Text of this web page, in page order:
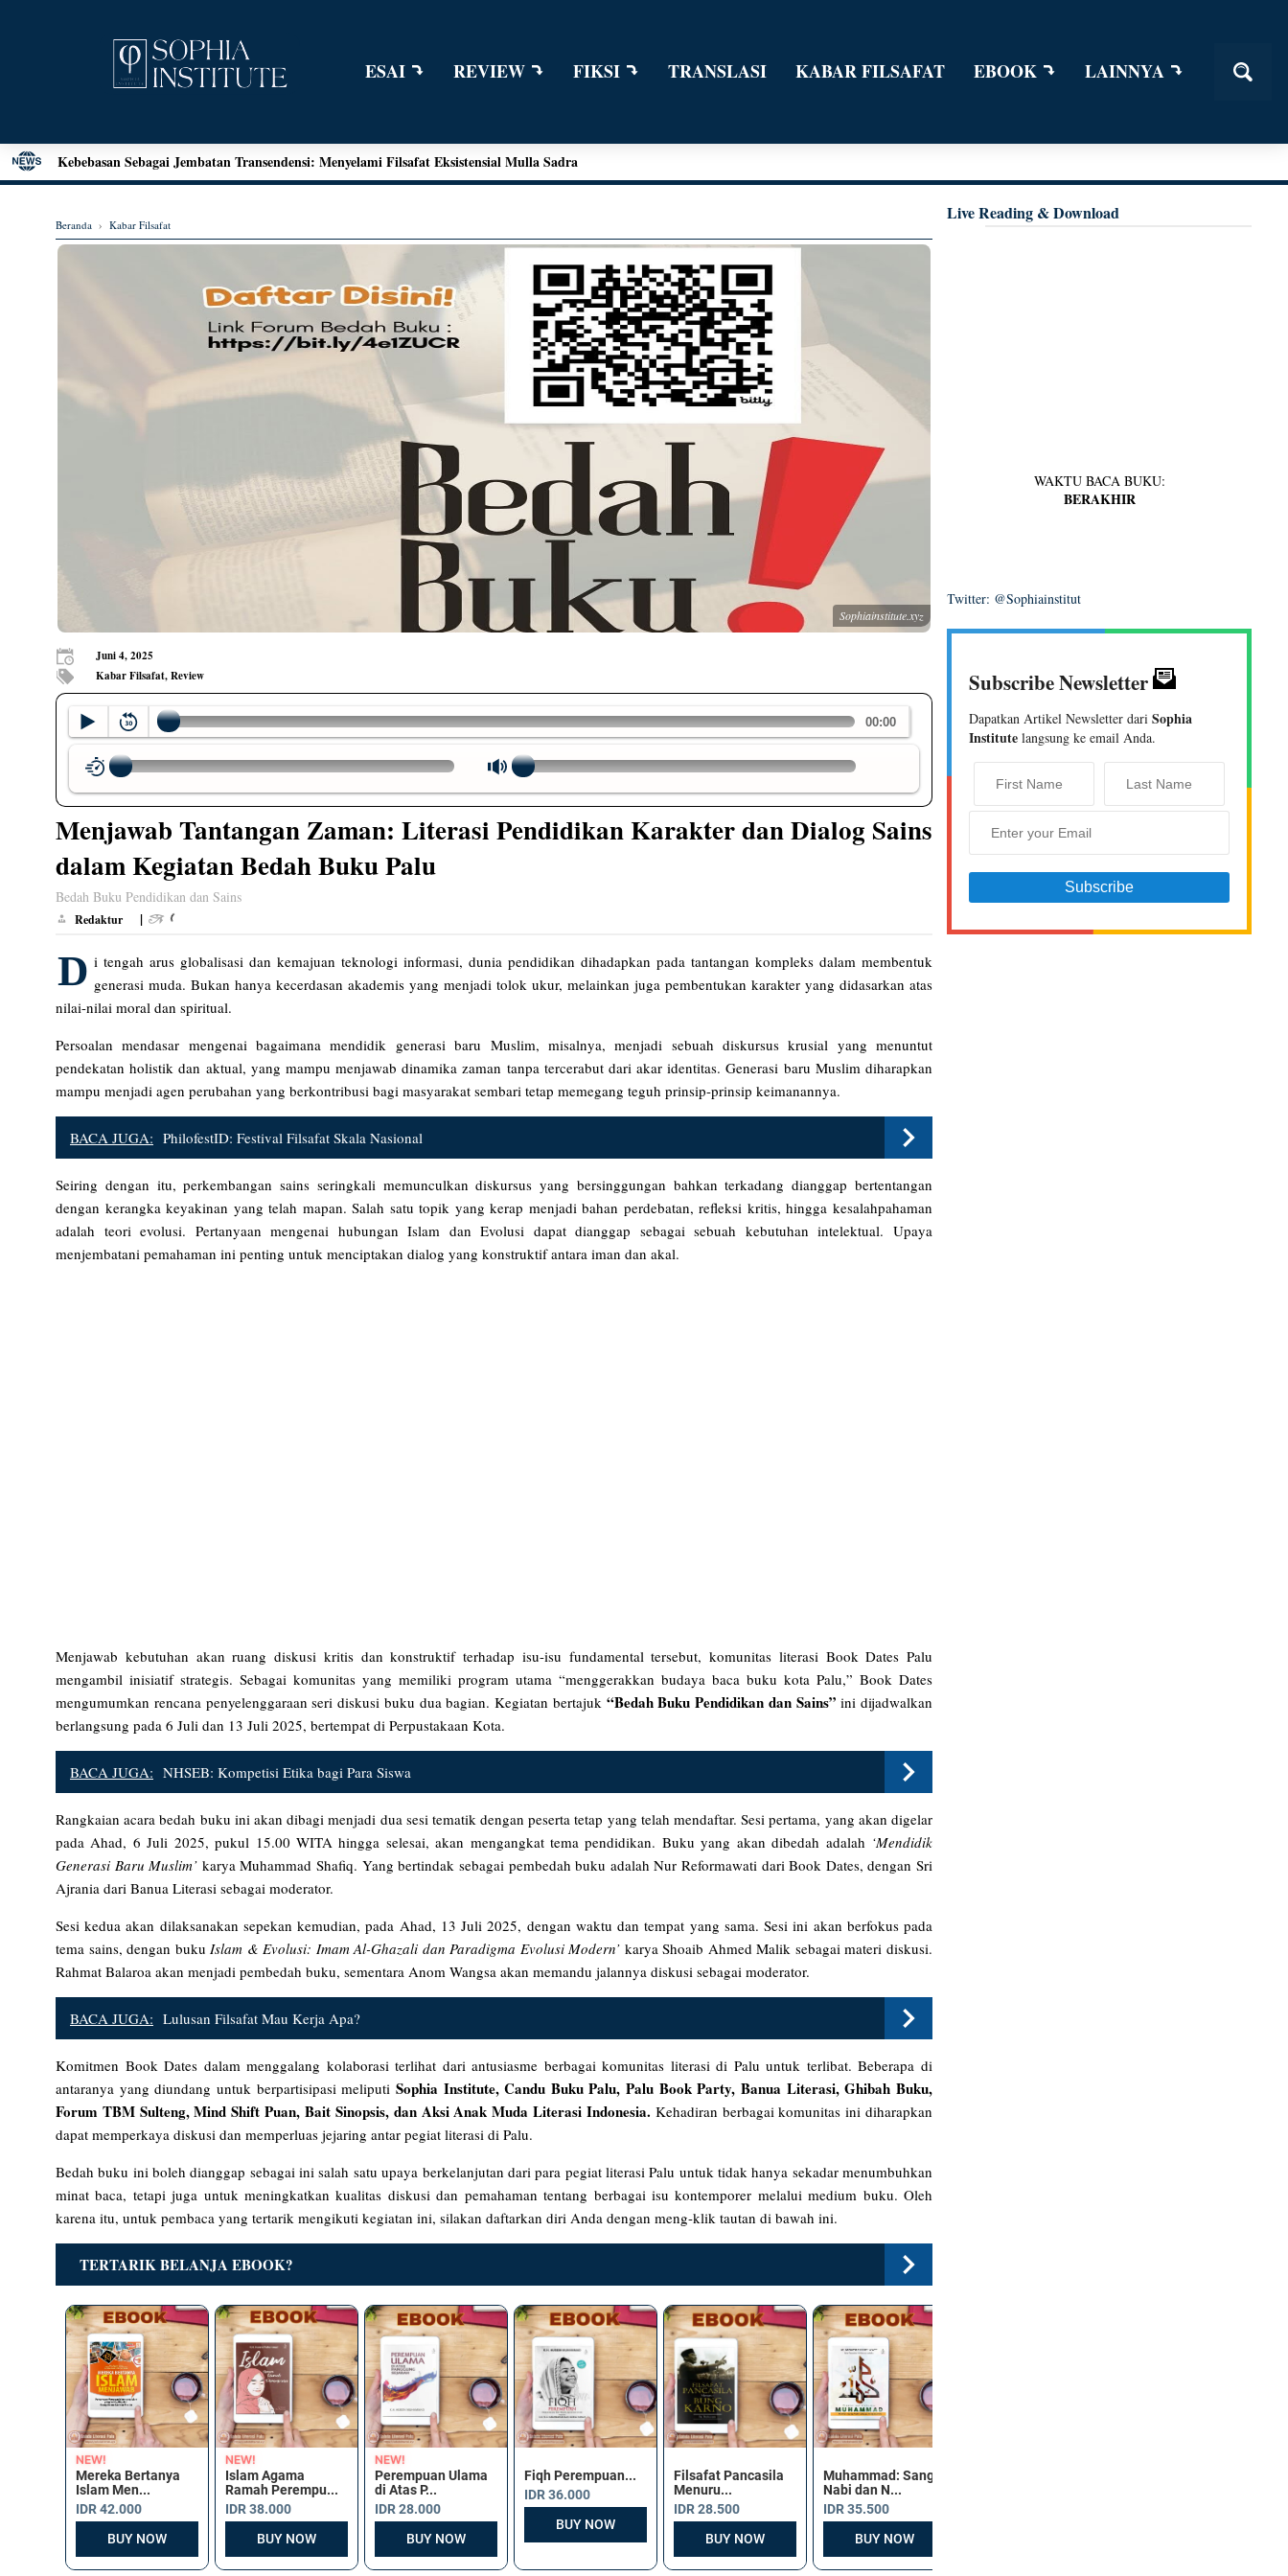
ESAI REVIEW FIKSI TRANSLASI KABAR FILSAFAT EBOOK LAINNYA
Menjawab Tantangan Zaman: Literasi Pendidikan Karakter dan Dialog Sains dalam Kegiatan Bedah Buku Palu
Henri Bergson: Vitalisme dan Intuisi
Momen Terakhir Plato
Augustine on Happiness and Time
Seni Menarik Kesimpulan ala Bertrand Russel
Menjelajahi Hakikat Etika: Sebuah Refleksi dari Aristoteles hingga Kant
Good Is Good: Menyingkap Hakikat Kebaikan Bersama George Edward Moore
Kebebasan Sebagai Jembatan Transendensi: Menyelami Filsafat Eksistensial Mulla Sadra
Beranda › Kabar Filsafat
Sophiainstitute.xyz
Juni 4, 2025
Kabar Filsafat, Review
Menjawab Tantangan Zaman: Literasi Pendidikan Karakter dan Dialog Sains
dalam Kegiatan Bedah Buku Palu
Bedah Buku Pendidikan dan Sains
Redaktur |
D i tengah arus globalisasi dan kemajuan teknologi informasi, dunia pendidikan dihadapkan pada tantangan kompleks dalam membentuk
generasi muda. Bukan hanya kecerdasan akademis yang menjadi tolok ukur, melainkan juga pembentukan karakter yang didasarkan atas
nilai-nilai moral dan spiritual.
Persoalan mendasar mengenai bagaimana mendidik generasi baru Muslim, misalnya, menjadi sebuah diskursus krusial yang menuntut
pendekatan holistik dan aktual, yang mampu menjawab dinamika zaman tanpa tercerabut dari akar identitas. Generasi baru Muslim diharapkan
mampu menjadi agen perubahan yang berkontribusi bagi masyarakat sembari tetap memegang teguh prinsip-prinsip keimanannya.
BACA JUGA: PhilofestID: Festival Filsafat Skala Nasional
Seiring dengan itu, perkembangan sains seringkali memunculkan diskursus yang bersinggungan bahkan terkadang dianggap bertentangan
dengan kerangka keyakinan yang telah mapan. Salah satu topik yang kerap menjadi bahan perdebatan, refleksi kritis, hingga kesalahpahaman
adalah teori evolusi. Pertanyaan mengenai hubungan Islam dan Evolusi dapat dianggap sebagai sebuah kebutuhan intelektual. Upaya
menjembatani pemahaman ini penting untuk menciptakan dialog yang konstruktif antara iman dan akal.
Menjawab kebutuhan akan ruang diskusi kritis dan konstruktif terhadap isu-isu fundamental tersebut, komunitas literasi Book Dates Palu
mengambil inisiatif strategis. Sebagai komunitas yang memiliki program utama “menggerakkan budaya baca buku kota Palu,” Book Dates
mengumumkan rencana penyelenggaraan seri diskusi buku dua bagian. Kegiatan bertajuk “Bedah Buku Pendidikan dan Sains”ini dijadwalkan
berlangsung pada 6 Juli dan 13 Juli 2025, bertempat di Perpustakaan Kota.
BACA JUGA: NHSEB: Kompetisi Etika bagi Para Siswa
Rangkaian acara bedah buku ini akan dibagi menjadi dua sesi tematik dengan peserta tetap yang telah mendaftar. Sesi pertama, yang akan digelar
pada Ahad, 6 Juli 2025, pukul 15.00 WITA hingga selesai, akan mengangkat tema pendidikan. Buku yang akan dibedah adalah ‘Mendidik
Generasi Baru Muslim’ karya Muhammad Shafiq. Yang bertindak sebagai pembedah buku adalah Nur Reformawati dari Book Dates, dengan Sri
Ajrania dari Banua Literasi sebagai moderator.
Sesi kedua akan dilaksanakan sepekan kemudian, pada Ahad, 13 Juli 2025, dengan waktu dan tempat yang sama. Sesi ini akan berfokus pada
tema sains, dengan bukuIslam & Evolusi: Imam Al-Ghazali dan Paradigma Evolusi Modern’ karya Shoaib Ahmed Malik sebagai materi diskusi.
Rahmat Balaroa akan menjadi pembedah buku, sementara Anom Wangsa akan memandu jalannya diskusi sebagai moderator.
BACA JUGA: Lulusan Filsafat Mau Kerja Apa?
Komitmen Book Dates dalam menggalang kolaborasi terlihat dari antusiasme berbagai komunitas literasi di Palu untuk terlibat. Beberapa di
antaranya yang diundang untuk berpartisipasi meliputi Sophia Institute, Candu Buku Palu, Palu Book Party, Banua Literasi, Ghibah Buku,
Forum TBM Sulteng, Mind Shift Puan, Bait Sinopsis, dan Aksi Anak Muda Literasi Indonesia. Kehadiran berbagai komunitas ini diharapkan
dapat memperkaya diskusi dan memperluas jejaring antar pegiat literasi di Palu.
Bedah buku ini boleh dianggap sebagai ini salah satu upaya berkelanjutan dari para pegiat literasi Palu untuk tidak hanya sekadar menumbuhkan
minat baca, tetapi juga untuk meningkatkan kualitas diskusi dan pemahaman tentang berbagai isu kontemporer melalui medium buku. Oleh
karena itu, untuk pembaca yang tertarik mengikuti kegiatan ini, silakan daftarkan diri Anda dengan meng-klik tautan di bawah ini.
TERTARIK BELANJA EBOOK?
Live Reading & Download
WAKTU BACA BUKU:
BERAKHIR
Twitter: @Sophiainstitut
Subscribe Newsletter
Dapatkan Artikel Newsletter dari Sophia
Institute langsung ke email Anda.